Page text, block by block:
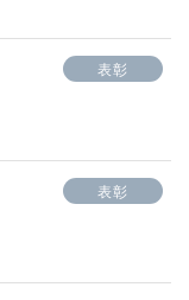
表彰
表彰